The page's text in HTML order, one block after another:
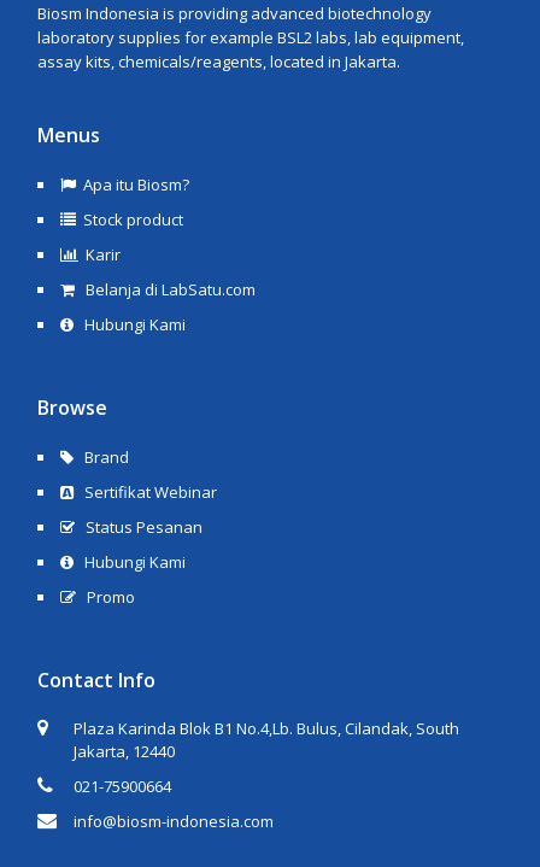
Biosm Indonesia is providing advanced biotechnology
laboratory supplies for example BSL2 labs, lab equipment,
assay kits, chemicals/reagents, located in Jakarta.
Menus
Apa itu Biosm?
Stock product
Karir
Belanja di LabSatu.com
Hubungi Kami
Browse
Brand
Sertifikat Webinar
Status Pesanan
Hubungi Kami
Promo
Contact Info
Plaza Karinda Blok B1 No.4,Lb. Bulus, Cilandak, South
Jakarta, 12440
021-75900664
info@biosm-indonesia.com